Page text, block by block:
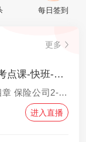
每日签到
更多
2026年中级经济师高频考点课-快班-金融专业知识和实务
高频考点课4 第6-7天 第四章 保险公司2-第五章 证券公司与基金管理公司1
进入直播